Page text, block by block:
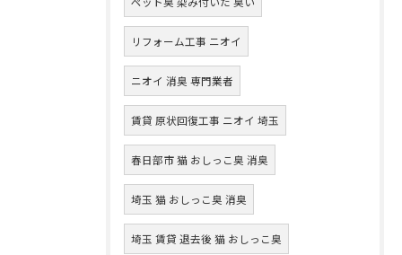
リフォーム工事 ニオイ
ニオイ 消臭 専門業者
賃貸 原状回復工事 ニオイ 埼玉
春日部市 猫 おしっこ臭 消臭
埼玉 猫 おしっこ臭 消臭
埼玉 賃貸 退去後 猫 おしっこ臭